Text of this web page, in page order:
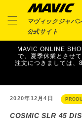
コンテ
ンツに
進むマヴィックジャパ
公式サイト
MAVIC ONLINE
で、夏季休業とさせ
注文につきましては、
2020年12月4日
COSMIC SLR 45